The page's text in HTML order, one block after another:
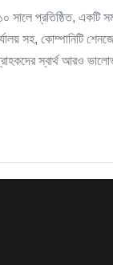
সালে প্রতিষ্ঠিত,
সহ, কোম্পানিটি
স্বার্থ আরও